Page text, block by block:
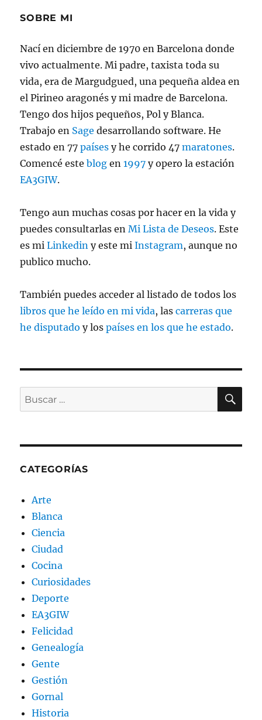
hace
con
?
SOBRE MI
Nací en diciembre de 1970 en Barcelona donde
vivo actualmente. Mi padre, taxista toda su
vida, era de Margudgued, una pequeña aldea en
el Pirineo aragonés y mi madre de Barcelona.
Tengo dos hijos pequeños, Pol y Blanca.
Trabajo en Sage desarrollando software. He
estado en 77países y he corrido 47maratones.
Comencé esteblog en1997 y opero la estación
EA3GIW.
Tengo aun muchas cosas por hacer en la vida y
puedes consultarlas enMi Lista de Deseos. Este
es miLinkedin y este miInstagram, aunque no
publico mucho.
También puedes acceder al listado de todos los
libros que he leído en mi vida, lascarreras que
he disputado y lospaíses en los que he estado.
Buscar
por:
CATEGORÍAS
Arte
Blanca
Ciencia
Ciudad
Cocina
Curiosidades
Deporte
EA3GIW
Felicidad
Genealogía
Gente
Gestión
Gornal
Historia